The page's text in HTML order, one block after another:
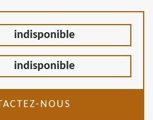
indisponible
indisponible
NOUS